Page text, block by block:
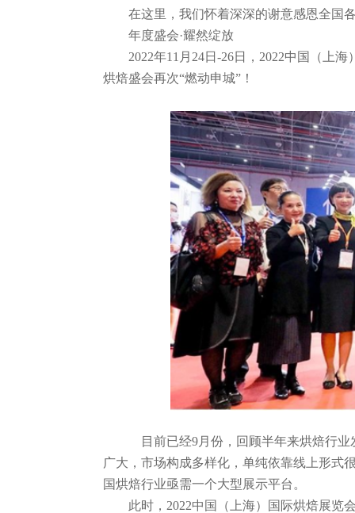
在这里，我们怀着深深的谢意感恩全国各
年度盛会·耀然绽放
2022年11月24日-26日
，2022中国（ 上海
烘焙盛会再次“燃动申城”！
目前已经9月份，回顾半年来烘焙行业发
广大，市场构成多样化，单纯依靠线上形式
国烘焙行业亟需一个大型展示平台。
此时， 2022中国（ 上海）国际烘焙展览